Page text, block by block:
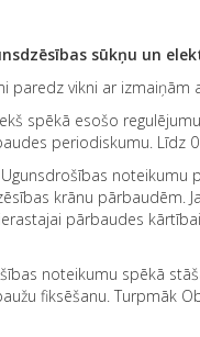
sūkņu un
paredz vikni ar
spēkā esošo
periodiskumu. Līdz
krānu pārbaudēm.
pārbaudes kārtībai
noteikumu spēkā
fiksēšanu. Turpmāk